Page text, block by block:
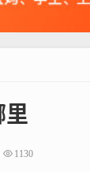
里
1130